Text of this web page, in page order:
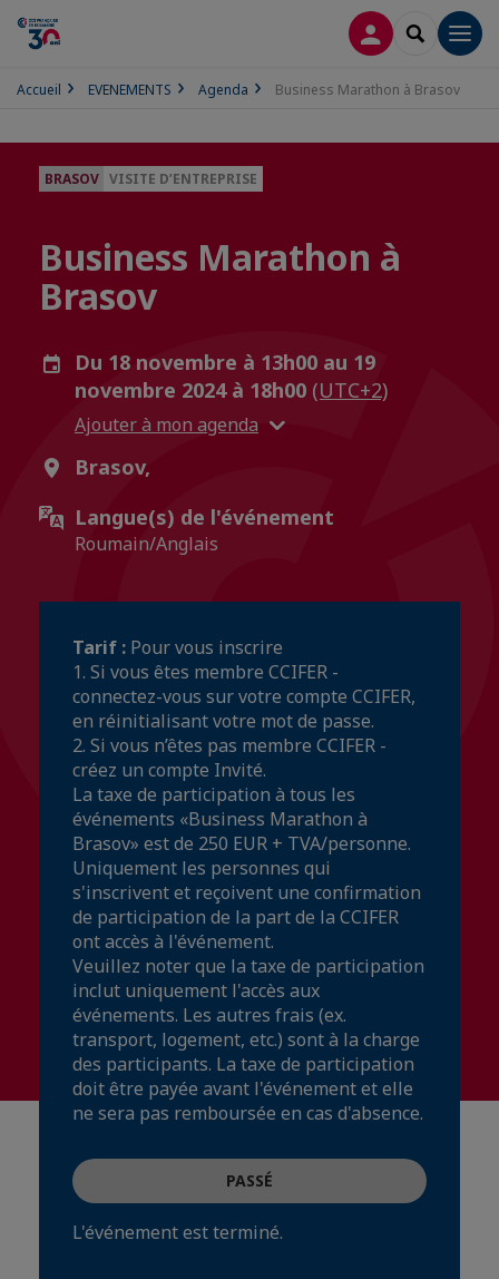
CONNEXION
Accueil EVENEMENTS Agenda Business Marathon à Brasov
BRASOV VISITE D’ENTREPRISE
Business Marathon à
Brasov
Du 18 novembre à 13h00 au 19
novembre 2024 à 18h00 (UTC+2)
Ajouter à mon agenda
Brasov,
Langue(s) de l'événement
Roumain/Anglais
Tarif : Pour vous inscrire
1. Si vous êtes membre CCIFER -
connectez-vous sur votre compte CCIFER,
en réinitialisant votre mot de passe.
2. Si vous n’êtes pas membre CCIFER -
créez un compte Invité.
La taxe de participation à tous les
événements «Business Marathon à
Brasov» est de 250 EUR + TVA/personne.
Uniquement les personnes qui
s'inscrivent et reçoivent une confirmation
de participation de la part de la CCIFER
ont accès à l'événement.
Veuillez noter que la taxe de participation
inclut uniquement l'accès aux
événements. Les autres frais (ex.
transport, logement, etc.) sont à la charge
des participants. La taxe de participation
doit être payée avant l'événement et elle
ne sera pas remboursée en cas d'absence.
PASSÉ
L'événement est terminé.